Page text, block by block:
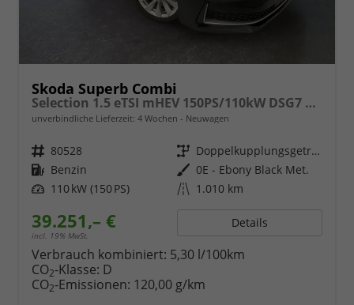
Skoda Superb Combi
Selection 1.5 eTSI mHEV 150PS/110kW DSG7 2026 +AHK+EL.HECK+NAVI+KESSY
unverbindliche Lieferzeit: 4 Wochen Neuwagen
Fahrzeugnr. 80528 Getriebe
Doppelkupplungsgetriebe (DSG)
Kraftstoff Benzin Außenfarbe 0E - Ebony Black Met.
Leistung 110 kW (150 PS) Kilometerstand 1.010 km
39.251,– €
incl. 19% MwSt.
Details
Verbrauch kombiniert: 5,30 l/100km
CO2-Klasse: D
CO2-Emissionen: 120,00 g/km